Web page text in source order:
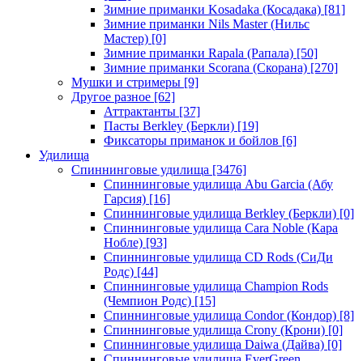
Зимние приманки Kosadaka (Косадака) [81]
Зимние приманки Nils Master (Нильс
Мастер) [0]
Зимние приманки Rapala (Рапала) [50]
Зимние приманки Scorana (Скорана) [270]
Мушки и стримеры [9]
Другое разное [62]
Аттрактанты [37]
Пасты Berkley (Беркли) [19]
Фиксаторы приманок и бойлов [6]
Удилища
Спиннинговые удилища [3476]
Спиннинговые удилища Abu Garcia (Абу
Гарсия) [16]
Спиннинговые удилища Berkley (Беркли) [0]
Спиннинговые удилища Cara Noble (Кара
Нобле) [93]
Спиннинговые удилища CD Rods (СиДи
Родс) [44]
Спиннинговые удилища Champion Rods
(Чемпион Родс) [15]
Спиннинговые удилища Condor (Кондор) [8]
Спиннинговые удилища Crony (Крони) [0]
Спиннинговые удилища Daiwa (Дайва) [0]